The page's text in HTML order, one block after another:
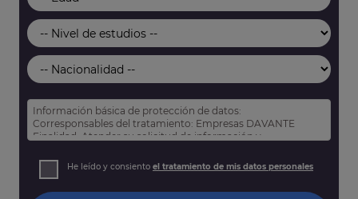
Información básica de protección de datos:
Corresponsables del tratamiento: Empresas DAVANTE
Finalidad: Atender su solicitud de información y
Derechos: Puede acceder, rectificar y suprimir sus datos,
así como otros derechos tal y como se explica en nuestra
He leído y consiento el tratamiento de mis datos personales